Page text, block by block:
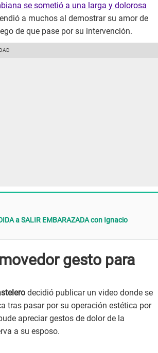
se sometió a una larga y dolorosa
a muchos al demostrar su amor de
de que pase por su intervención.
a SALIR EMBARAZADA con Ignacio
gesto para
decidió publicar un video donde se
tras pasar por su operación estética por
apreciar gestos de dolor de la
a su esposo.